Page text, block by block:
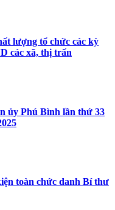
lượng tổ chức các kỳ
các xã, thị trấn
ủy Phú Bình lần thứ 33
toàn chức danh Bí thư